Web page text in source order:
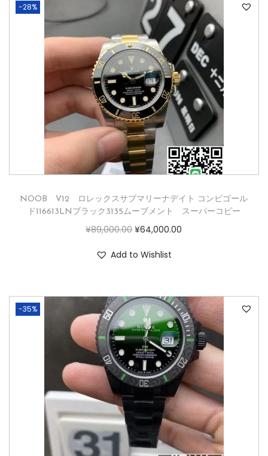
-28%
NOOB V12 ロレックスサブマリーナデイト コンビゴール
ド116613LNブラック3135ムーブメント スーパーコピー
¥89,000.00 ¥64,000.00
Add to Wishlist
-35%